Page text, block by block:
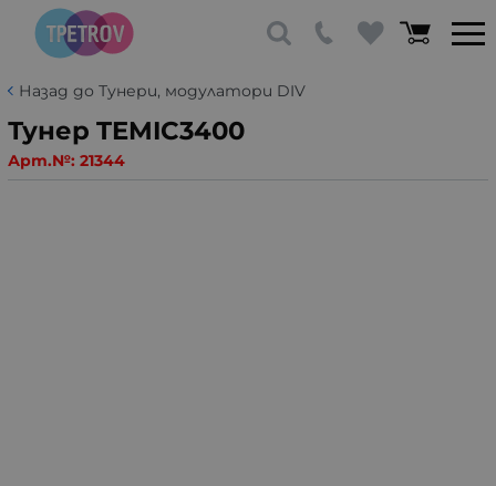
Назад до Тунери, модулатори DIV
Тунер TEMIC3400
Арт.№: 21344